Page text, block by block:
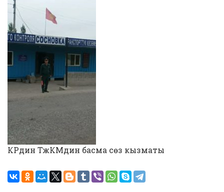
КРдин ТжКМдин басма сөз кызматы